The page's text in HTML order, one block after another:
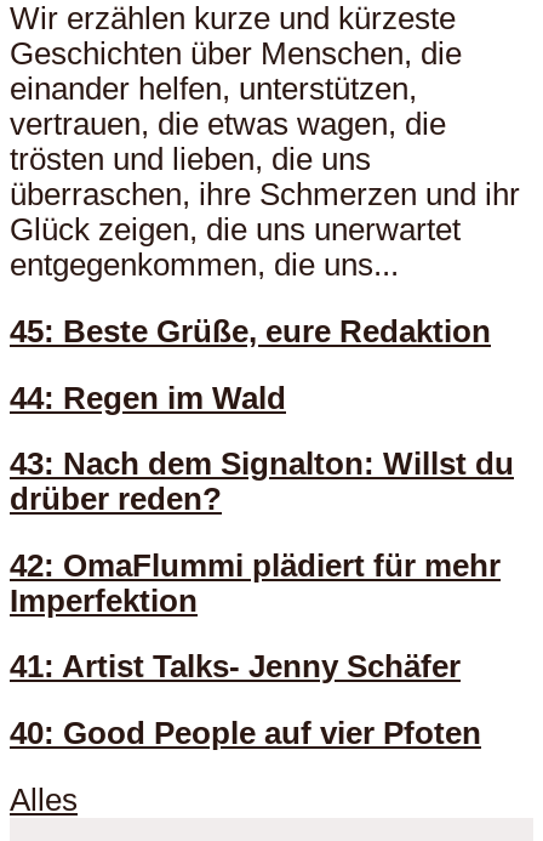
Wir erzählen kurze und kürzeste
Geschichten über Menschen, die
einander helfen, unterstützen,
vertrauen, die etwas wagen, die
trösten und lieben, die uns
überraschen, ihre Schmerzen und ihr
Glück zeigen, die uns unerwartet
entgegenkommen, die uns...
45: Beste Grüße, eure Redaktion
44: Regen im Wald
43: Nach dem Signalton: Willst du
drüber reden?
42: OmaFlummi plädiert für mehr
Imperfektion
41: Artist Talks- Jenny Schäfer
40: Good People auf vier Pfoten
Alles